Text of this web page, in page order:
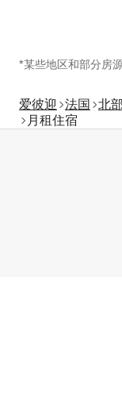
*某些地区和部分房
爱彼迎 法国 北
月租住宿